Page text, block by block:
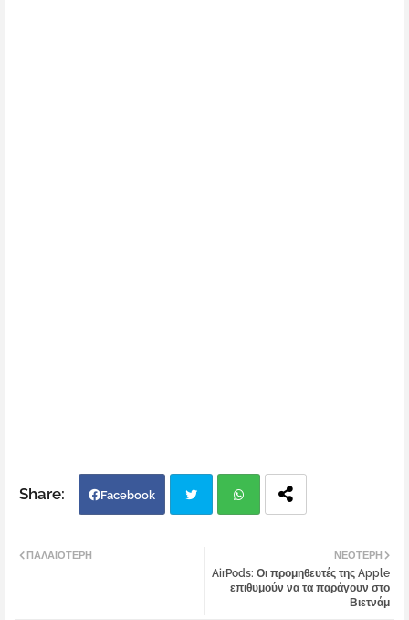
Facebook
atsa
ΝΕΌΤΕΡΗ
AirPods: Οι προμηθευτές της Apple
επιθυμούν να τα παράγουν στο
Βιετνάμ
ΠΑΛΑΙΌΤΕΡΗ